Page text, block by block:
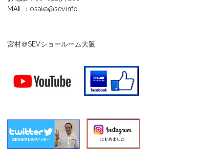
MAIL：osaka@sev.info
宮村＠SEVショールーム大阪